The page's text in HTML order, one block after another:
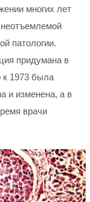
многих лет
патологии.
придумана в
к 1973 была
и изменена, а в
врачи